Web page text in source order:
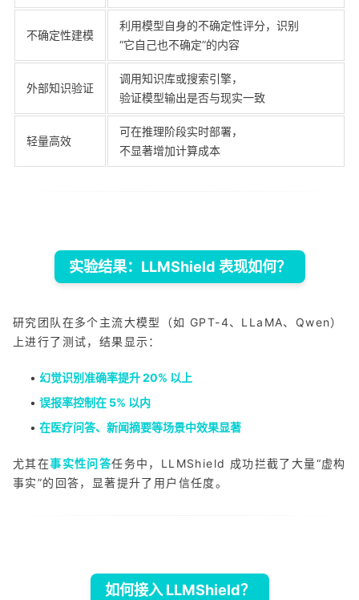
不确定性建模
利用模型自身的不确定性评分，识别
“它自己也不确定”的内容
外部知识验证
调用知识库或搜索引擎，
验证模型输出是否与现实一致
轻量高效
可在推理阶段实时部署，
不显著增加计算成本
实验结果：LLMShield 表现如何？
研究团队在多个主流大模型（如 GPT-4、LLaMA、Qwen）
上进行了测试，结果显示：
• 幻觉识别准确率提升 20% 以上
• 误报率控制在 5% 以内
• 在医疗问答、新闻摘要等场景中效果显著
尤其在事实性问答任务中，LLMShield 成功拦截了大量“虚构
事实”的回答，显著提升了用户信任度。
如何接入 LLMShield？